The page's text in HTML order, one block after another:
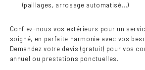
(paillages, arrosage automatisé…)
Confiez-nous vos extérieurs pour un
soigné, en parfaite harmonie avec vos
Demandez votre devis (gratuit) pour vos
annuel ou prestations ponctuelles.